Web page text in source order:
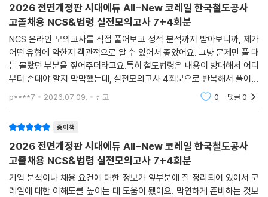
2026 전면개정판 시대에듀 All-New 코레일 한국철도공사
고졸채용 NCS&법령 실전모의고사 7+4회분
NCS 온라인 모의고사를 직접 풀어보고 성적 분석까지 받아보니까, 제가
어떤 유형에 약한지 객관적으로 알 수 있어서 좋았어요. 그냥 문제만 풀 때
는 몰랐던 부분을 짚어주더라고요.특히 철도법령은 내용이 방대해서 어디
부터 손대야 할지 막막했는데, 실전모의고사 4회분으로 반복해서 풀어보
고 상세한 해설을 보면서 개념을 잡을 수 있었어요. 정답뿐 아니라 오답 해
설까지 꼼꼼해서 혼
p****7 2026.07.09. 신고 0 댓글0
종이책
2026 전면개정판 시대에듀 All-New 코레일 한국철도공사
고졸채용 NCS&법령 실전모의고사 7+4회분
기업 분석이나 채용 요건에 대한 정보가 앞부분에 잘 정리되어 있어서 코
레일에 대한 이해도를 높이는 데 도움이 됐어요. 막연하게 준비하는 것보